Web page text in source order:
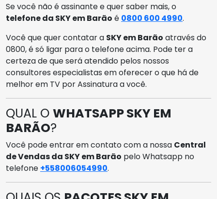
Se você não é assinante e quer saber mais, o
telefone da SKY em Barão é 0800 600 4990.
Você que quer contatar a SKY em Barão através do
0800, é só ligar para o telefone acima. Pode ter a
certeza de que será atendido pelos nossos
consultores especialistas em oferecer o que há de
melhor em TV por Assinatura a você.
QUAL O WHATSAPP SKY EM
BARÃO?
Você pode entrar em contato com a nossa Central
de Vendas da SKY em Barão pelo Whatsapp no
telefone +558006054990.